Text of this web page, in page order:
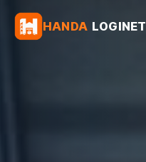
HANDA LOGINET